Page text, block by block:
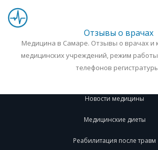
Отзывы о врачах
Медицина в Самаре. Отзывы о врачах и
медицинских учреждений, режим
телефонов
Новости медицины
Медицинские диеты
Реабилитация после травм